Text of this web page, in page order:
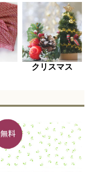
クリスマス